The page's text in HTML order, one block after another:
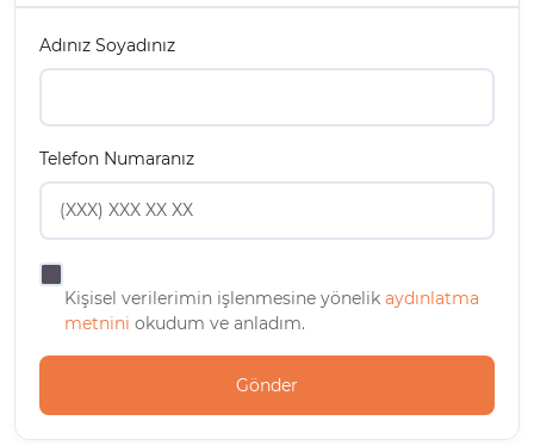
Adınız Soyadınız
Telefon Numaranız
Kişisel verilerimin işlenmesine yönelik aydınlatma
metnini okudum ve anladım.
Gönder